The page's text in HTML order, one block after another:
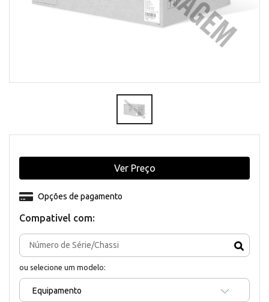
Compativel com:
ou selecione um modelo:
Equipamento
Opções de pagamento
Ver Preço